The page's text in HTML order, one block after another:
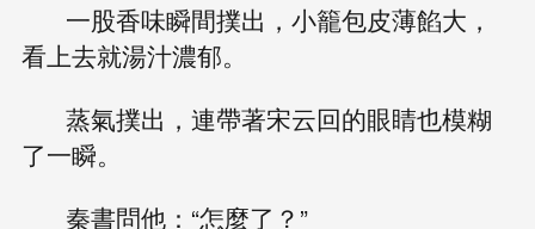
一股香味瞬間撲出，小籠包皮薄餡大，
看上去就湯汁濃郁。
蒸氣撲出，連帶著宋云回的眼睛也模糊
了一瞬。
秦書問他：“怎麼了？”